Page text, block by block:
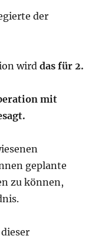
der
wirddas für 2.
mit
geplante
zu können,